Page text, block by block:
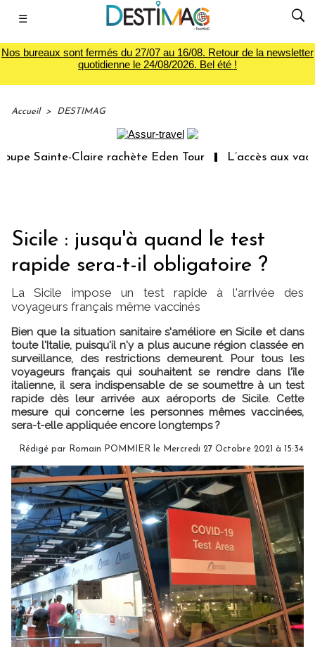
☰
Nos bureaux sont fermés du 27/07 au 16/08. Retour de la newsletter
quotidienne le 24/08/2026. Bel été !
Accueil > DESTIMAG
Sainte-Claire rachète Eden Tour L’accès aux
Sicile : jusqu'à quand le test
rapide sera-t-il obligatoire ?
La Sicile impose un test rapide à l'arrivée des
voyageurs français même vaccinés
Bien que la situation sanitaire s'améliore en Sicile et dans
toute l'Italie, puisqu'il n'y a plus aucune région classée en
surveillance, des restrictions demeurent. Pour tous les
voyageurs français qui souhaitent se rendre dans l'île
italienne, il sera indispensable de se soumettre à un test
rapide dès leur arrivée aux aéroports de Sicile. Cette
mesure qui concerne les personnes mêmes vaccinées,
sera-t-elle appliquée encore longtemps ?
Rédigé par Romain POMMIER le Mercredi 27 Octobre 2021 à 15:34